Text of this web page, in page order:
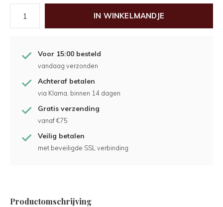
IN WINKELMANDJE
Voor 15:00 besteld
vandaag verzonden
Achteraf betalen
via Klarna, binnen 14 dagen
Gratis verzending
vanaf €75
Veilig betalen
met beveiligde SSL verbinding
Productomschrijving